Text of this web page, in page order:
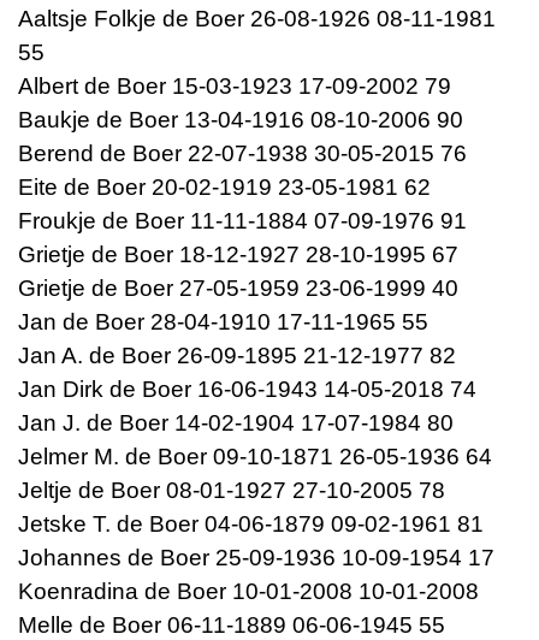
Aaltsje Folkje de Boer 26-08-1926 08-11-1981
55
Albert de Boer 15-03-1923 17-09-2002 79
Baukje de Boer 13-04-1916 08-10-2006 90
Berend de Boer 22-07-1938 30-05-2015 76
Eite de Boer 20-02-1919 23-05-1981 62
Froukje de Boer 11-11-1884 07-09-1976 91
Grietje de Boer 18-12-1927 28-10-1995 67
Grietje de Boer 27-05-1959 23-06-1999 40
Jan de Boer 28-04-1910 17-11-1965 55
Jan A. de Boer 26-09-1895 21-12-1977 82
Jan Dirk de Boer 16-06-1943 14-05-2018 74
Jan J. de Boer 14-02-1904 17-07-1984 80
Jelmer M. de Boer 09-10-1871 26-05-1936 64
Jeltje de Boer 08-01-1927 27-10-2005 78
Jetske T. de Boer 04-06-1879 09-02-1961 81
Johannes de Boer 25-09-1936 10-09-1954 17
Koenradina de Boer 10-01-2008 10-01-2008
Melle de Boer 06-11-1889 06-06-1945 55